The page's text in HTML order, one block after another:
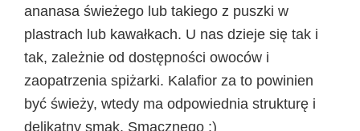
ananasa świeżego lub takiego z puszki w
plastrach lub kawałkach. U nas dzieje się tak i
tak, zależnie od dostępności owoców i
zaopatrzenia spiżarki. Kalafior za to powinien
być świeży, wtedy ma odpowiednia strukturę i
delikatny smak. Smacznego :)